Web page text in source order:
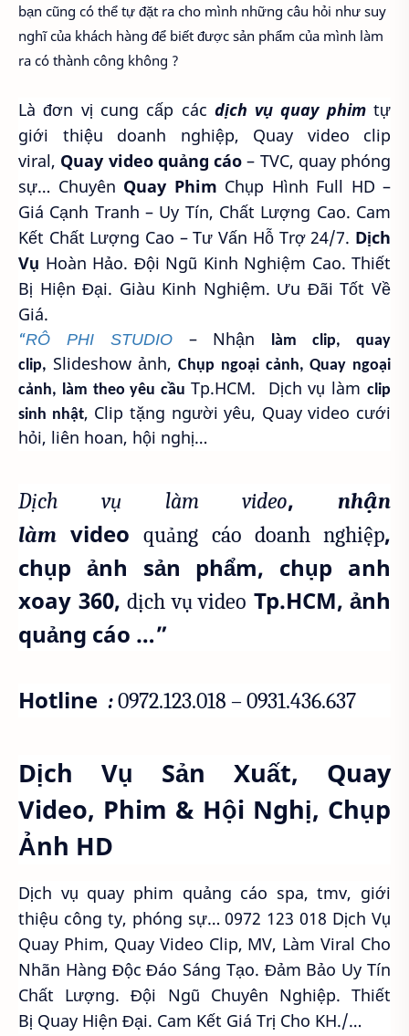
bạn cũng có thể tự đặt ra cho mình những câu hỏi như suy
nghĩ của khách hàng để biết được sản phẩm của mình làm
ra có thành công không ?
Là đơn vị cung cấp các dịch vụ quay phimtự
giới thiệu doanh nghiệp, Quay video clip
viral, Quay video quảng cáo – TVC, quay phóng
sự… Chuyên Quay Phim Chụp Hình Full HD –
Giá Cạnh Tranh – Uy Tín, Chất Lượng Cao. Cam
Kết Chất Lượng Cao – Tư Vấn Hỗ Trợ 24/7. Dịch
Vụ Hoàn Hảo. Đội Ngũ Kinh Nghiệm Cao. Thiết
Bị Hiện Đại. Giàu Kinh Nghiệm. Ưu Đãi Tốt Về
Giá.
“RÔ PHI STUDIO– Nhận
làm clip, quay
clip, Slideshow ảnh, Chụp ngoại cảnh, Quay ngoại
cảnh, làm theo yêu cầu Tp.HCM. Dịch vụ làm clip
sinh nhật, Clip tặng người yêu, Quay video cưới
hỏi, liên hoan, hội nghị…
Dịch vụ làm video, nhận
làm videoquảng cáo doanh nghiệp,
chụp ảnh sản phẩm, chụp anh
xoay 360, dịch vụ video Tp.HCM, ảnh
quảng cáo …”
Hotline :0972.123.018 – 0931.436.637
Dịch Vụ Sản Xuất, Quay
Video, Phim & Hội Nghị, Chụp
Ảnh HD
Dịch vụ quay phim quảng cáo spa, tmv, giới
thiệu công ty, phóng sự… 0972 123 018 Dịch Vụ
Quay Phim, Quay Video Clip, MV, Làm Viral Cho
Nhãn Hàng Độc Đáo Sáng Tạo. Đảm Bảo Uy Tín
Chất Lượng. Đội Ngũ Chuyên Nghiệp. Thiết
Bị Quay Hiện Đại. Cam Kết Giá Trị Cho KH./…